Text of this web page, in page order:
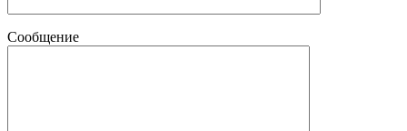
Сообщение